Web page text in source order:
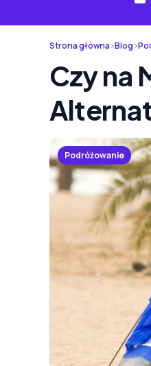
Strona główna›Blog›
Czy na
Podróżowanie